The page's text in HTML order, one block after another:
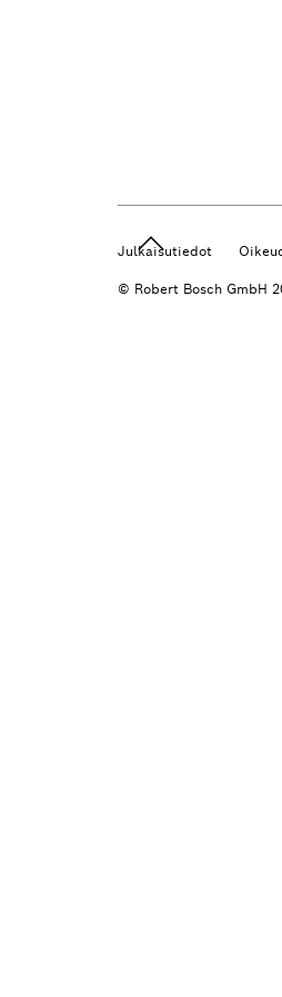
Julkaisutiedot
© Robert Bosch GmbH